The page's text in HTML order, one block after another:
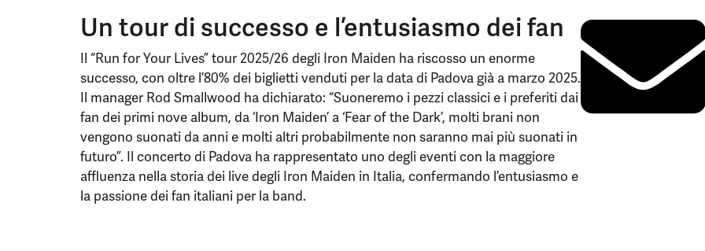
Un tour di successo e l’entusiasmo dei fan
Il “Run for Your Lives” tour 2025/26 degli Iron Maiden ha riscosso un enorme
successo, con oltre l’80% dei biglietti venduti per la data di Padova già a marzo 2025.
Il manager Rod Smallwood ha dichiarato: “Suoneremo i pezzi classici e i preferiti dai
fan dei primi nove album, da ‘Iron Maiden’ a ‘Fear of the Dark’, molti brani non
vengono suonati da anni e molti altri probabilmente non saranno mai più suonati in
futuro”. Il concerto di Padova ha rappresentato uno degli eventi con la maggiore
affluenza nella storia dei live degli Iron Maiden in Italia, confermando l’entusiasmo e
la passione dei fan italiani per la band.